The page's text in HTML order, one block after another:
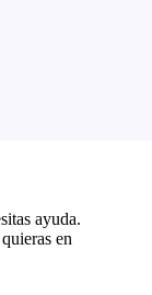
ayuda.
en